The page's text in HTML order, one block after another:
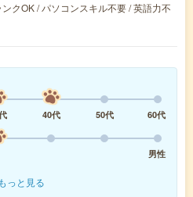
クOK / パソコンスキル不要 / 英語力不
40代 50代
60代
男性
もっと見る